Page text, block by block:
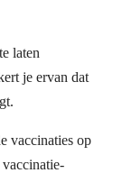
laten
je ervan dat
vaccinaties op